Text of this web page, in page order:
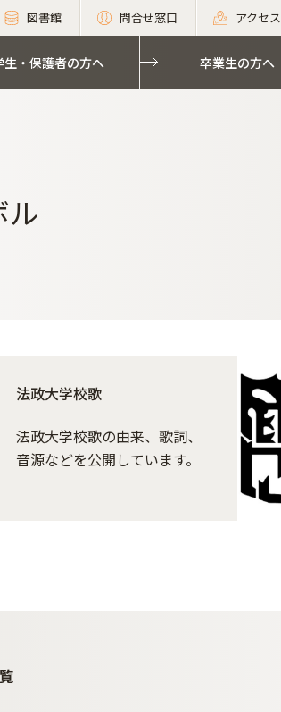
図書館 問合せ窓口 アクセス
生・保護者の方へ 卒業生の方へ
ル
法政大学校歌
法政大学校歌の由来、歌詞、
音源などを公開しています。